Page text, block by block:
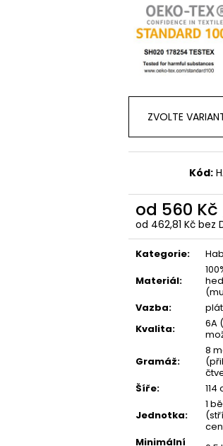
ZVOLTE
Kód:
od 560 Kč
od 462,81 Kč bez
Měrná
cena:
Kategorie:
Materiál:
Vazba:
Kvalita:
6A
Gramáž:
8
Šíře:
114
Jednotka:
1
Minimální